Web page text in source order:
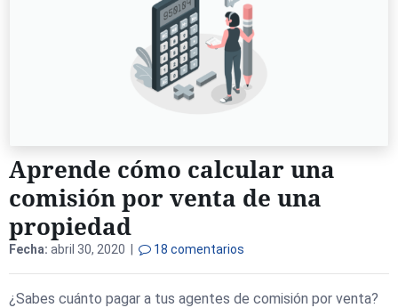
Aprende cómo calcular una
comisión por venta de una
propiedad
Fecha: abril 30, 2020 | 18 comentarios
¿Sabes cuánto pagar a tus agentes de comisión por venta?